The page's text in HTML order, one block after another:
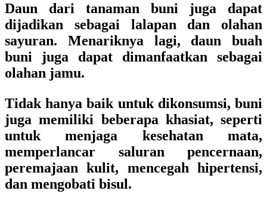
Daun dari tanaman buni juga dapat
dijadikan sebagai lalapan dan olahan
sayuran. Menariknya lagi, daun buah
buni juga dapat dimanfaatkan sebagai
olahan jamu.
Tidak hanya baik untuk dikonsumsi, buni
juga memiliki beberapa khasiat, seperti
untuk menjaga kesehatan mata,
memperlancar saluran pencernaan,
peremajaan kulit, mencegah hipertensi,
dan mengobati bisul.